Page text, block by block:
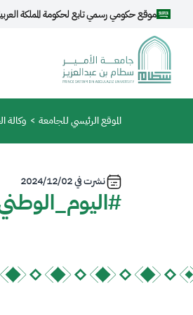
تجاوز إلى المحتوى الرئيسي
موقع حكومي رسمي تابع لحكومة المملكة
مسار التنقل
الموقع الرئيسي للجامعة وكالة
نشرت في2024/12/02